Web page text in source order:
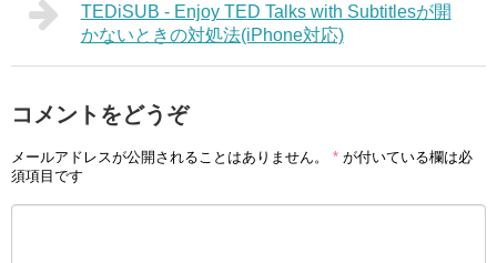
TEDiSUB - Enjoy TED Talks with Subtitlesが開
かないときの対処法(iPhone対応)
コメントをどうぞ
メールアドレスが公開されることはありません。 * が付いている欄は必
須項目です